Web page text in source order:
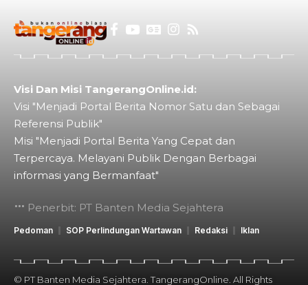
Visi Dan Misi TangerangOnline.id:
Visi "Menjadi Portal Berita Nomor Satu dan Sebagai
Referensi Publik"
Misi "Menjadi Portal Berita Yang Cepat dan
Terpercaya. Melayani Publik Dengan Berbagai
informasi yang Bermanfaat"
Penerbit: PT Banten Media Sejahtera
Pedoman SOP Perlindungan Wartawan Redaksi Iklan
© PT Banten Media Sejahtera. TangerangOnline. All Rights